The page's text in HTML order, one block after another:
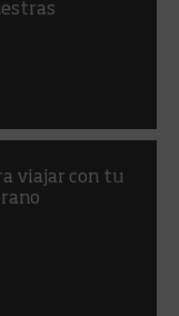
viajar con tu